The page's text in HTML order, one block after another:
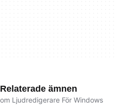
Relaterade ämnen
om Ljudredigerare För Windows